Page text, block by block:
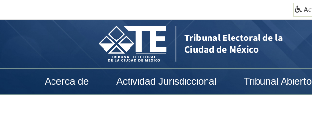
Electoral
Acerca de Actividad Jurisdiccional Tribunal Abierto